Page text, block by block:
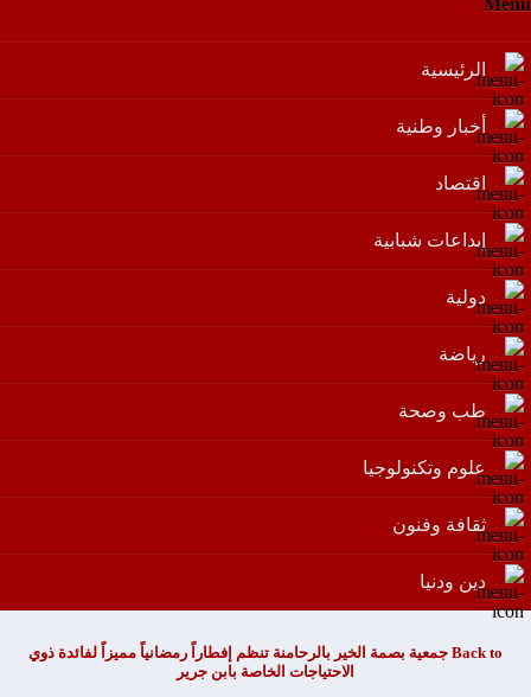
Menu
الرئيسية
أخبار وطنية
اقتصاد
إبداعات شبابية
دولية
رياضة
طب وصحة
علوم وتكنولوجيا
ثقافة وفنون
دين ودنيا
Back to جمعية بصمة الخير بالرحامنة تنظم إفطاراً رمضانياً مميزاً لفائدة ذوي
الاحتياجات الخاصة بابن جرير